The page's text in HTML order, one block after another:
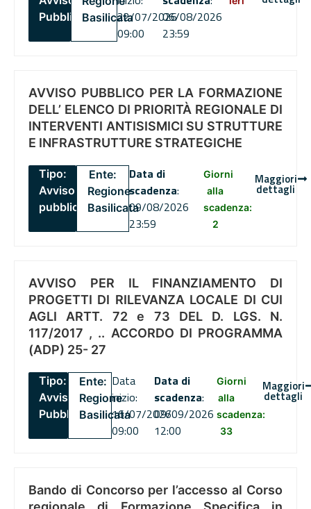
PubblicoBasilicata22/07/2026
09:00
06/08/2026
23:59
AVVISO PUBBLICO PER LA FORMAZIONE
DELL’ ELENCO DI PRIORITÀ REGIONALE DI
INTERVENTI ANTISISMICI SU STRUTTURE
E INFRASTRUTTURE STRATEGICHE
Tipo:
Avviso
pubblico
Ente:
Regione
Basilicata
Data di
scadenza:
09/08/2026
23:59
Giorni
alla
scadenza:
2
Maggiori
dettagli
AVVISO PER IL FINANZIAMENTO DI
PROGETTI DI RILEVANZA LOCALE DI CUI
AGLI ARTT. 72 e 73 DEL D. LGS. N.
117/2017 , .. ACCORDO DI PROGRAMMA
(ADP) 25- 27
Tipo:
Avviso
Pubblico
Ente:
Regione
Basilicata
Data
inizio:
16/07/2026
09:00
Data di
scadenza:
09/09/2026
12:00
Giorni
alla
scadenza:
33
Maggiori
dettagli
Bando di Concorso per l’accesso al Corso